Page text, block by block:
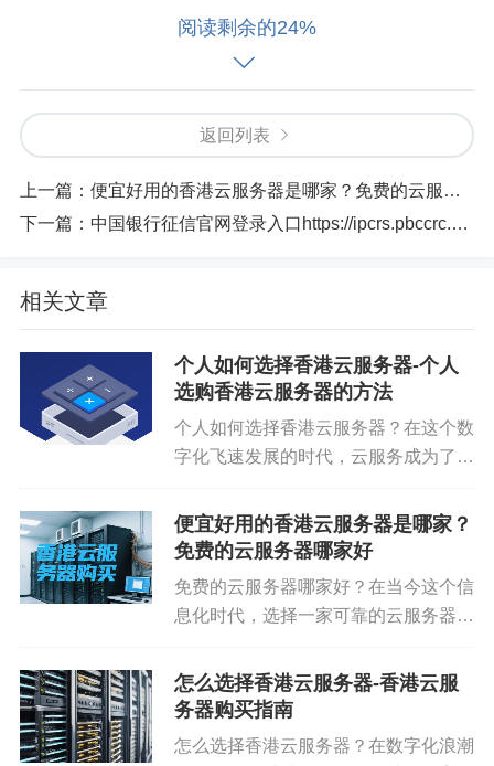
如果您的需求是长期稳定建站或商用，建议选择常
规配置的香港云服务器，月费通常在15-30元之间，
标签: 香港云服务器 香港服务器 云服务器
香港云服务器价格 香港免费云服务器
香港云服务器代理
免责声明：本文内容来自用户上传并发布，站点仅
提供信息存储空间服务，不拥有所有权，不承担相
关法律责任。请核实广告和内容真实性，谨慎使
用。
阅读剩余的24%
返回列表
上一篇： 便宜好用的香港云服务器是哪家？免费的云服务器哪家好
下一篇： 中国银行征信官网登录入口https://ipcrs.pbccrc.org.cn
相关文章
个人如何选择香港云服务器-个人
选购香港云服务器的方法
个人如何选择香港云服务器？在这个数
字化飞速发展的时代，云服务成为了企
在香港，云服务因其免备案的优势和与
中国大陆的地理邻近性，深受许多对备
便宜好用的香港云服务器是哪家？
免费的云服务器哪家好
免费的云服务器哪家好？在当今这个信
息化时代，选择一家可靠的云服务器供
的关键决策。尤其是对于那些渴望在香
港地区开展在线业务或部署应用程序的
怎么选择香港云服务器-香港云服
务器购买指南
怎么选择香港云服务器？在数字化浪潮